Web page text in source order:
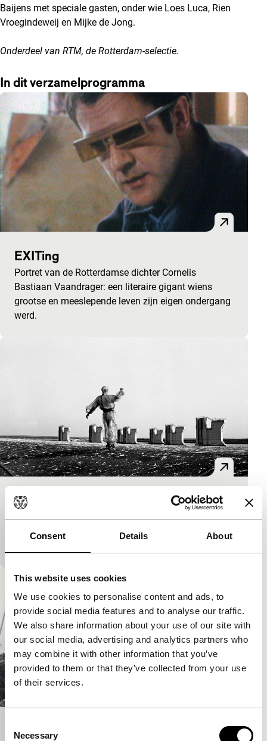
Consent Details About
This website uses cookies
We use cookies to personalise content and ads, to
provide social media features and to analyse our traffic.
We also share information about your use of our site with
our social media, advertising and analytics partners who
may combine it with other information that you’ve
provided to them or that they’ve collected from your use
of their services.
Selection
Necessary
Baijens met speciale gasten, onder wie Loes Luca, Rien
Vroegindeweij en Mijke de Jong.
Onderdeel van RTM, de Rotterdam-selectie.
In dit verzamelprogramma
EXITing
Portret van de Rotterdamse dichter Cornelis
Bastiaan Vaandrager: een literaire gigant wiens
grootse en meeslepende leven zijn eigen ondergang
werd.
Plan Delta
Futuristische fantasie (uit 1983) die zich rond 2300
afspeelt in twee steden: één voor de elite die
Het veld van eer